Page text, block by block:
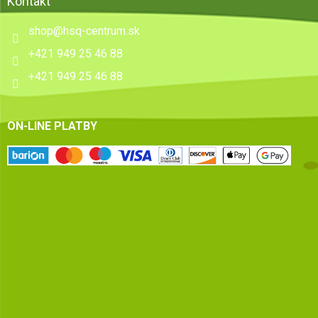
shop@hsq-centrum.sk
+421 949 25 46 88
+421 949 25 46 88
ON-LINE PLATBY